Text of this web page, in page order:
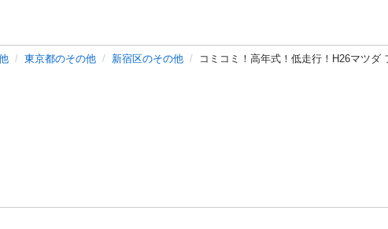
東京都のその他 新宿区のその他 コミコミ！高年式！低走行！H26マツダ